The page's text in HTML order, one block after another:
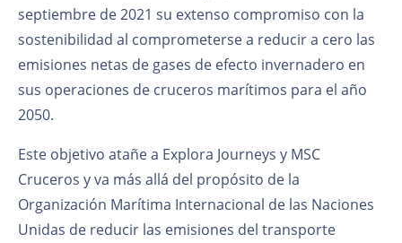
septiembre de 2021 su extenso compromiso con la
sostenibilidad al comprometerse a reducir a cero las
emisiones netas de gases de efecto invernadero en
sus operaciones de cruceros marítimos para el año
2050.
Este objetivo atañe a Explora Journeys y MSC
Cruceros y va más allá del propósito de la
Organización Marítima Internacional de las Naciones
Unidas de reducir las emisiones del transporte